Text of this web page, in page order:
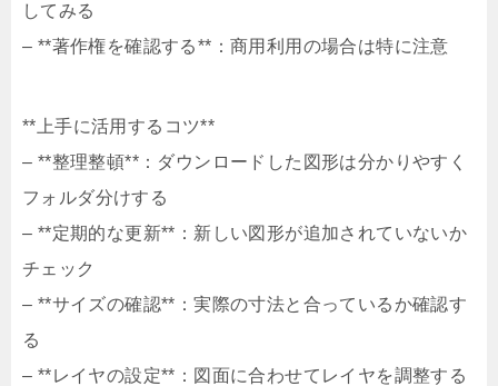
してみる
– **著作権を確認する**：商用利用の場合は特に注意
**上手に活用するコツ**
– **整理整頓**：ダウンロードした図形は分かりやすく
フォルダ分けする
– **定期的な更新**：新しい図形が追加されていないか
チェック
– **サイズの確認**：実際の寸法と合っているか確認す
る
– **レイヤの設定**：図面に合わせてレイヤを調整する